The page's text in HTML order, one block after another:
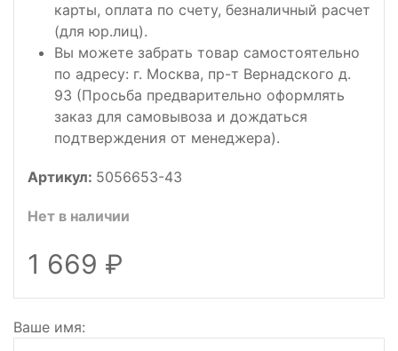
карты, оплата по счету, безналичный расчет
(для юр.лиц).
Вы можете забрать товар самостоятельно
по адресу: г. Москва, пр-т Вернадского д.
93 (Просьба предварительно оформлять
заказ для самовывоза и дождаться
подтверждения от менеджера).
Артикул: 5056653-43
Нет в наличии
1 669
Ваше имя